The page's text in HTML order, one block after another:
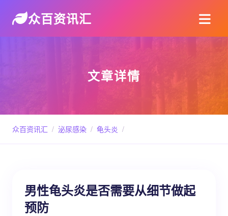
众百资讯汇
文章详情
众百资讯汇 / 泌尿感染 / 龟头炎 /
男性龟头炎是否需要从细节做起
预防